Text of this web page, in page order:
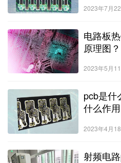
2023年7月
电路板
原理图？
2023年5月
pcb是什
什么作
2023年4月
射频电